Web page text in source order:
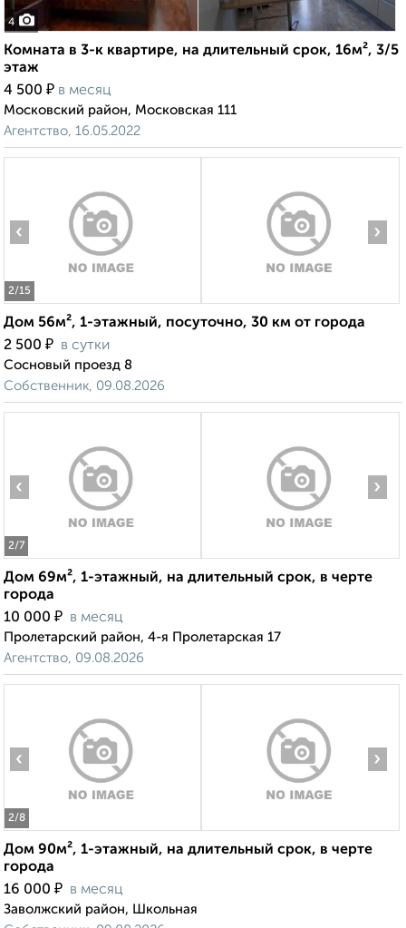
4
Комната в 3-к квартире, на длительный срок, 16м², 3/5
этаж
4 500 ₽ в месяц
Московский район, Московская 111
Агентство, 16.05.2022
2/15
‹ ›
Дом 56м², 1-этажный, посуточно, 30 км от города
2 500 ₽ в сутки
Сосновый проезд 8
Собственник, 09.08.2026
2/7
‹ ›
Дом 69м², 1-этажный, на длительный срок, в черте
города
10 000 ₽ в месяц
Пролетарский район, 4-я Пролетарская 17
Агентство, 09.08.2026
2/8
‹ ›
Дом 90м², 1-этажный, на длительный срок, в черте
города
16 000 ₽ в месяц
Заволжский район, Школьная